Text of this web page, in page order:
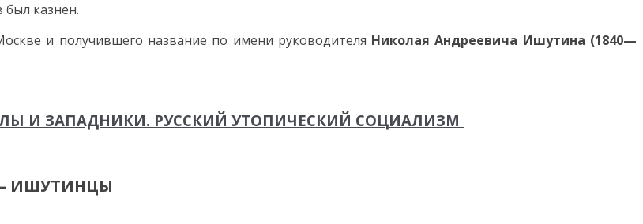
был казнен.
и получившего название по имени руководителя Николая Андреевича Ишутина (1840—
И ЗАПАДНИКИ. РУССКИЙ УТОПИЧЕСКИЙ СОЦИАЛИЗМ
ИШУТИНЦЫ